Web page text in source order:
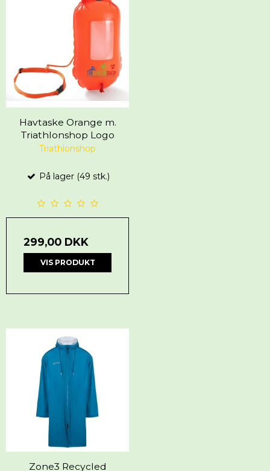
Havtaske Orange m.
Triathlonshop Logo
Triathlonshop
På lager (49 stk.)
299,00 DKK
VIS PRODUKT
Zone3 Recycled